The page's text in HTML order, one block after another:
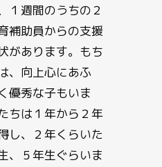
１週間のうちの２
補助員からの支援
があります。もち
、向上心にあふ
優秀な子もいま
ちは１年から２年
し、２年くらいた
、５年生ぐらいま